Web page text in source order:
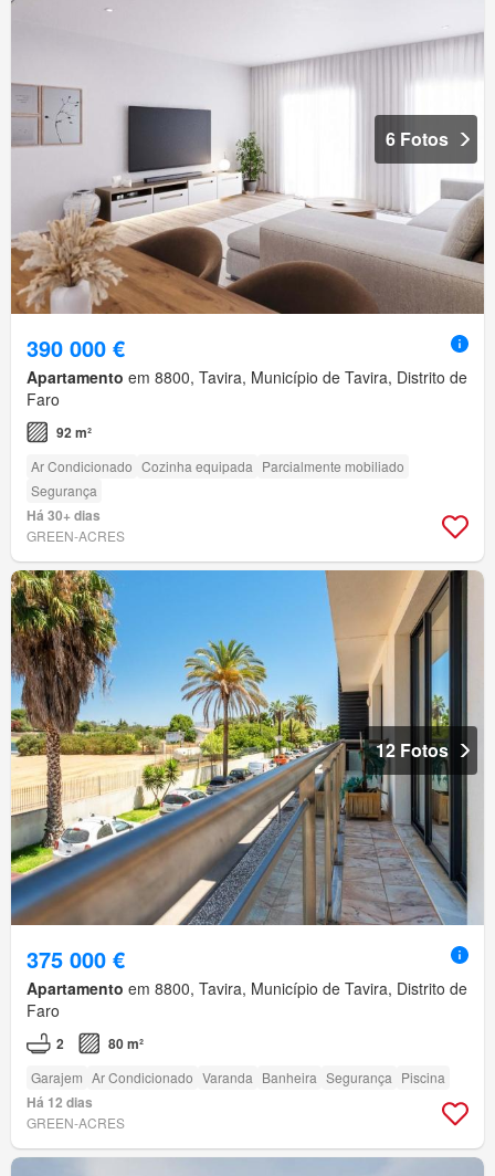
6 Fotos
390 000 €
Apartamento em 8800, Tavira, Município de Tavira, Distrito de
Faro
92 m²
Ar Condicionado Cozinha equipada Parcialmente mobiliado
Segurança
Há 30+ dias
GREEN-ACRES
12 Fotos
375 000 €
Apartamento em 8800, Tavira, Município de Tavira, Distrito de
Faro
2 80 m²
Garajem Ar Condicionado Varanda Banheira Segurança Piscina
Há 12 dias
GREEN-ACRES